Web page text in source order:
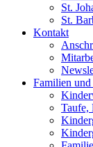
St.
St.
Kontakt
Familien
Taufe,